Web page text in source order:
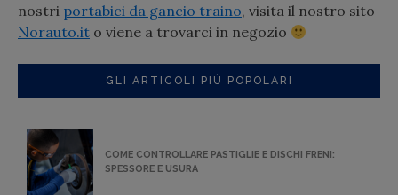
nostri portabici da gancio traino, visita il nostro sito
Norauto.it o viene a trovarci in negozio
GLI ARTICOLI PIÙ POPOLARI
COME CONTROLLARE PASTIGLIE E DISCHI FRENI:
SPESSORE E USURA